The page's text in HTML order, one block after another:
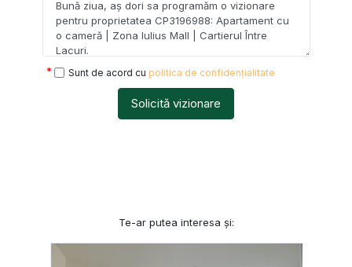
Sunt de acord cu politica de confidențialitate
Solicită vizionare
Te-ar putea interesa și: